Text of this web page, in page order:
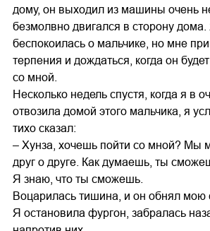
дому, он выходил из машины очень
безмолвно двигался в сторону
беспокоилась о мальчике, но мне
терпения и дождаться, когда он
со мной.
Несколько недель спустя, когда я в
отвозила домой этого мальчика, я
тихо сказал:
– Хунза, хочешь пойти со мной? Мы
друг о друге. Как думаешь, ты
Я знаю, что ты сможешь.
Воцарилась тишина, и он обнял мою
Я остановила фургон, забралась